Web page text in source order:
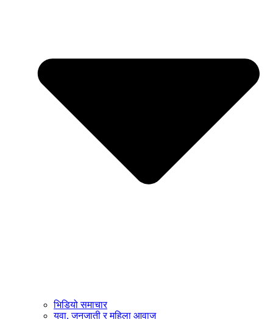
भिडियो समाचार
युवा, जनजाती र महिला आवाज